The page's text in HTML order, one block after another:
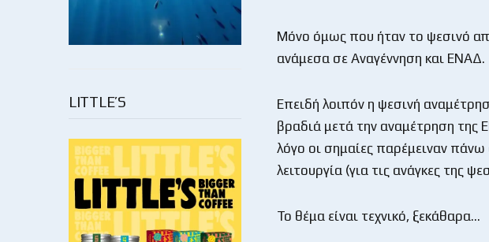
LITTLE’S
Μόνο όμως που ήταν το ψεσινό
ανάμεσα σε Αναγέννηση και ΕΝΑΔ.
Επειδή λοιπόν η ψεσινή
βραδιά μετά την αναμέτρηση της
λόγο οι σημαίες παρέμειναν
λειτουργία (για τις ανάγκες της
Το θέμα είναι τεχνικό, ξεκάθαρα…